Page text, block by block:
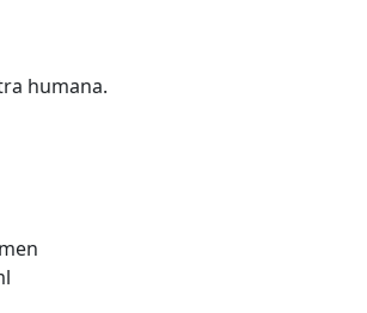
humana.